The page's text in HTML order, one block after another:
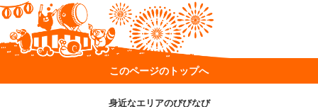
このページのトップへ
身近なエリアのびびなび